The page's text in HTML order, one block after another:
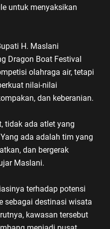
untuk menyaksikan
H. Maslani
Dragon Boat Festival
olahraga air, tetapi
nilai-nilai
dan keberanian.
tidak ada atlet yang
ada adalah tim yang
dan bergerak
Maslani.
terhadap potensi
sebagai destinasi wisata
kawasan tersebut